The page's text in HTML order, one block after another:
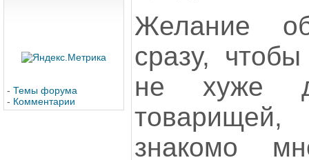
- Темы форума
- Комментарии
Желание
сразу,
не хуже
товарищей,
знакомо